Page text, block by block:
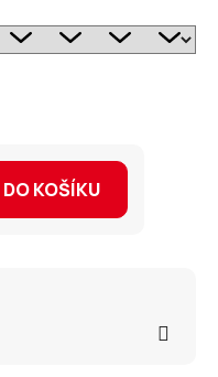
KOŠÍKU